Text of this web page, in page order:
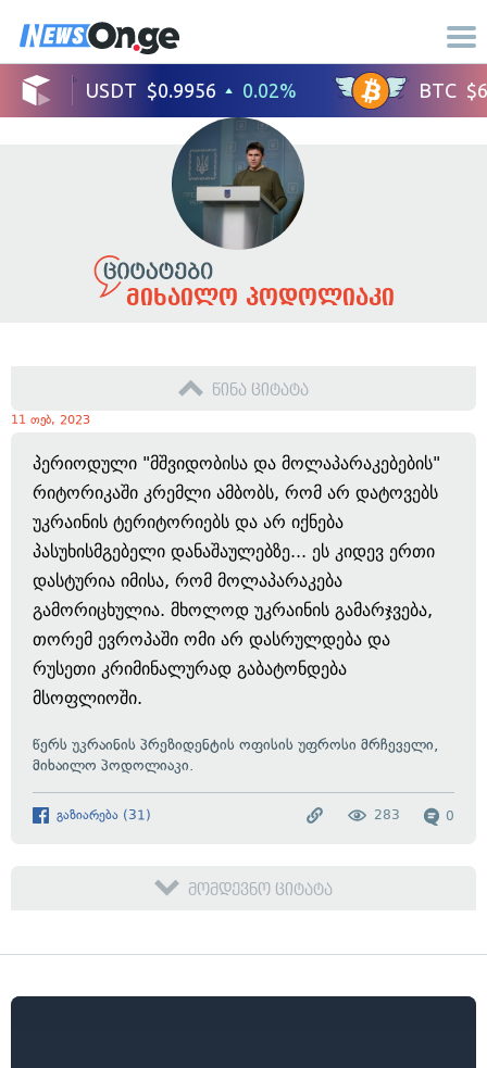
მიხაილო პოდოლიაკი
წინა ციტატა
11 თებ, 2023
პერიოდული "მშვიდობისა და მოლაპარაკებების"
რიტორიკაში კრემლი ამბობს, რომ არ დატოვებს
უკრაინის ტერიტორიებს და არ იქნება
პასუხისმგებელი დანაშაულებზე... ეს კიდევ ერთი
დასტურია იმისა, რომ მოლაპარაკება
გამორიცხულია. მხოლოდ უკრაინის გამარჯვება,
თორემ ევროპაში ომი არ დასრულდება და
რუსეთი კრიმინალურად გაბატონდება
მსოფლიოში.
წერს უკრაინის პრეზიდენტის ოფისის უფროსი მრჩეველი,
მიხაილო პოდოლიაკი.
გაზიარება (31) 0
283
მომდევნო ციტატა